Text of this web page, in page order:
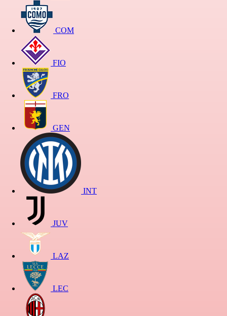
COM
FIO
FRO
GEN
INT
JUV
LAZ
LEC